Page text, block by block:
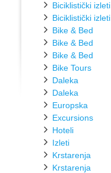
Biciklistički izleti
Biciklistički izleti
Bike & Bed
Bike & Bed
Bike & Bed
Bike Tours
Daleka
Daleka
Europska
Excursions
Hoteli
Izleti
Krstarenja
Krstarenja